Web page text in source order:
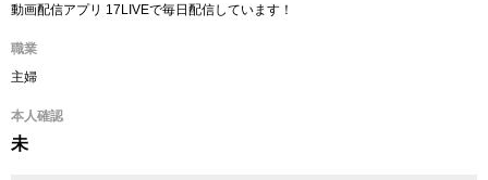
動画配信アプリ 17LIVEで毎日配信しています！
職業
主婦
本人確認
未